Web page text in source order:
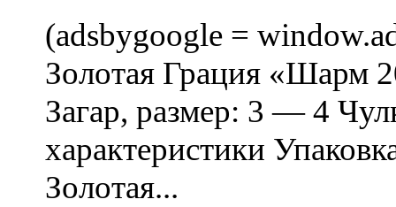
(adsbygoogle =
Золотая Грация «Шарм
Загар, размер: 3 — 4
характеристики
Золотая...